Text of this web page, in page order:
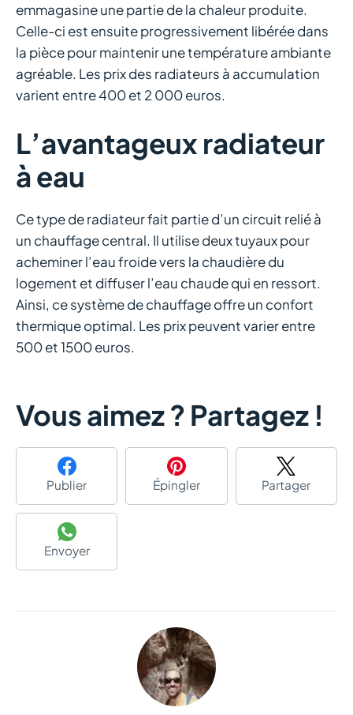
emmagasine une partie de la chaleur produite.
Celle-ci est ensuite progressivement libérée dans
la pièce pour maintenir une température ambiante
agréable. Les prix des radiateurs à accumulation
varient entre 400 et 2 000 euros.
L’avantageux radiateur
à eau
Ce type de radiateur fait partie d’un circuit relié à
un chauffage central. Il utilise deux tuyaux pour
acheminer l’eau froide vers la chaudière du
logement et diffuser l’eau chaude qui en ressort.
Ainsi, ce système de chauffage offre un confort
thermique optimal. Les prix peuvent varier entre
500 et 1500 euros.
Vous aimez ? Partagez !
Publier Épingler Partager
Envoyer